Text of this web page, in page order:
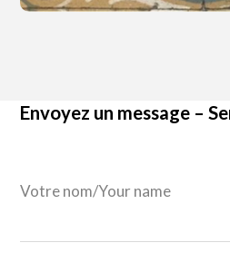
Envoyez un message –
Votre nom/Your name